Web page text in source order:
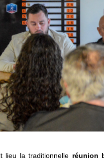
lieu la traditionnelle réunion